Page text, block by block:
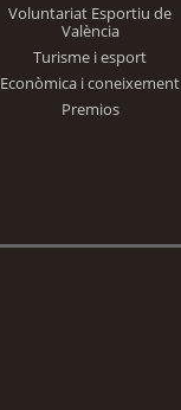
Voluntariat Esportiu de
València
Turisme i esport
Econòmica i coneixement
Premios